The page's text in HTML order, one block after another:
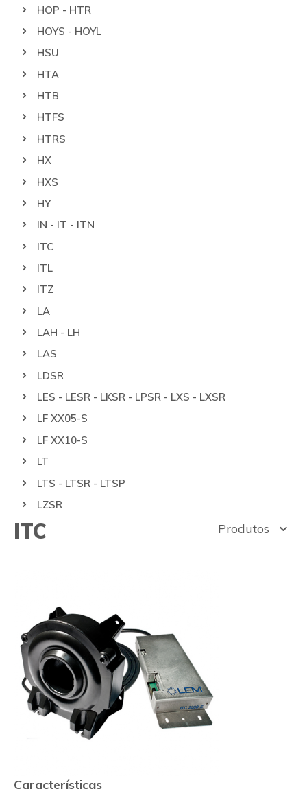
HOP - HTR
HOYS - HOYL
HSU
HTA
HTB
HTFS
HTRS
HX
HXS
HY
IN - IT - ITN
ITC
ITL
ITZ
LA
LAH - LH
LAS
LDSR
LES - LESR - LKSR - LPSR - LXS - LXSR
LF XX05-S
LF XX10-S
LT
LTS - LTSR - LTSP
LZSR
Produtos
ITC
Características